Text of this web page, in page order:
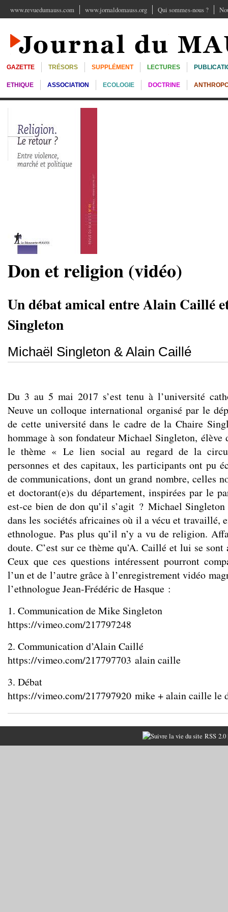
www.revuedumauss.com www.jornaldomauss.org Qui sommes-nous ?
GAZETTE TRÉSORS SUPPLÉMENT LECTURES
ETHIQUE ASSOCIATION ECOLOGIE DOCTRINE
Don et religion (vidéo)
Un débat amical entre Alain Caillé
Singleton
Michaël Singleton & Alain Caillé
Du 3 au 5 mai 2017 s’est tenu à l’université
Neuve un colloque international organisé par le
de cette université dans le cadre de la Chaire
hommage à son fondateur Michael Singleton, élève
le thème « Le lien social au regard de la
personnes et des capitaux, les participants ont pu
de communications, dont un grand nombre, celles
et doctorant(e)s du département, inspirées par le
est-ce bien de don qu’il s’agit ? Michael
dans les sociétés africaines où il a vécu et travaillé,
ethnologue. Pas plus qu’il n’y a vu de religion.
doute. C’est sur ce thème qu’A. Caillé et lui se
Ceux que ces questions intéressent pourront
l’un et de l’autre grâce à l’enregistrement vidéo
l’ethnologue Jean-Frédéric de Hasque :
1. Communication de Mike Singleton
https://vimeo.com/217797248
2. Communication d’Alain Caillé
https://vimeo.com/217797703 alain caille
3. Débat
https://vimeo.com/217797920 mike + alain caille le
RSS 2.0